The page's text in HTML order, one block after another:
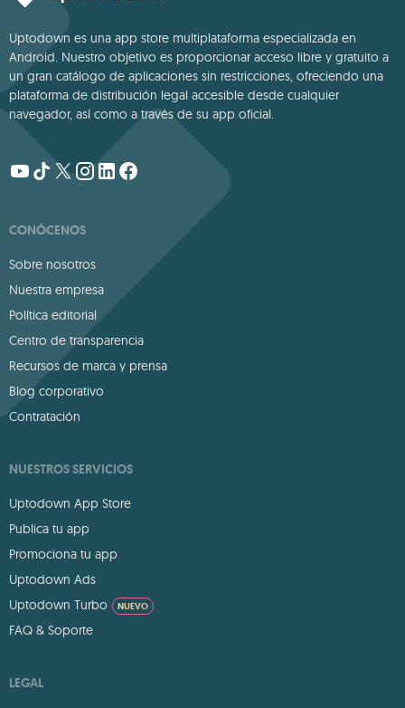
Uptodown es una app store multiplataforma especializada en
Android. Nuestro objetivo es proporcionar acceso libre y gratuito a
un gran catálogo de aplicaciones sin restricciones, ofreciendo una
plataforma de distribución legal accesible desde cualquier
navegador, así como a través de su app oficial.
CONÓCENOS
Sobre nosotros
Nuestra empresa
Política editorial
Centro de transparencia
Recursos de marca y prensa
Blog corporativo
Contratación
NUESTROS SERVICIOS
Uptodown App Store
Publica tu app
Promociona tu app
Uptodown Ads
Uptodown Turbo
NUEVO
FAQ & Soporte
LEGAL